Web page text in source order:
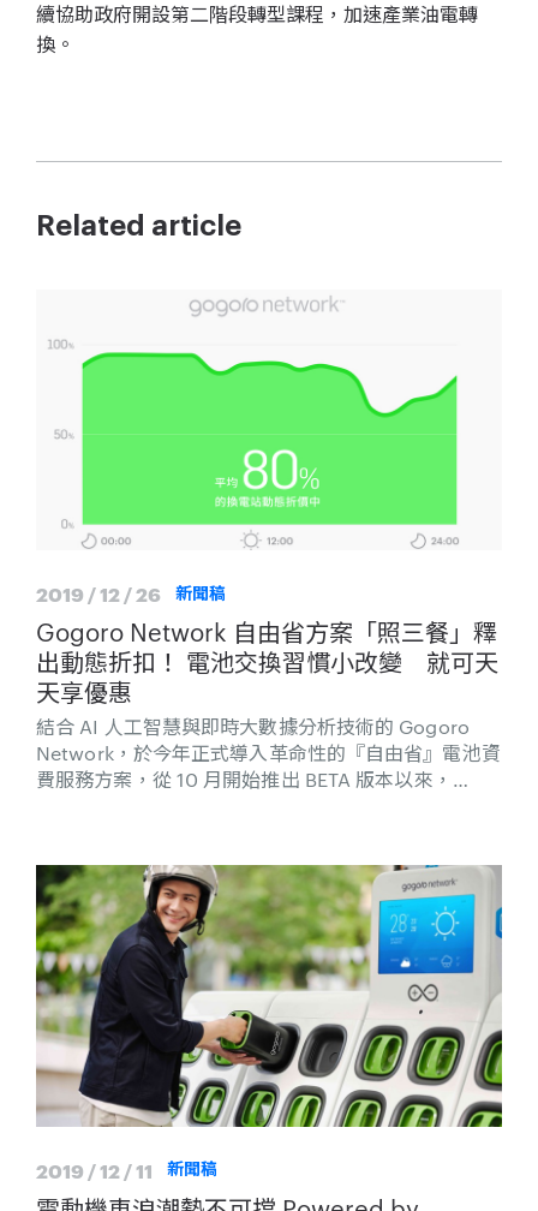
續協助政府開設第二階段轉型課程，加速產業油電轉
換。
Related article
2019 / 12 / 26 新聞稿
Gogoro Network 自由省方案「照三餐」釋
出動態折扣！ 電池交換習慣小改變 就可天
天享優惠
結合 AI 人工智慧與即時大數據分析技術的 Gogoro
Network，於今年正式導入革命性的『自由省』電池資
費服務方案，從 10 月開始推出 BETA 版本以來，
習慣的小改變，就可以讓荷包大豐收，例如早上提早
10 分鐘出門或拐個彎前往下一條街的電池交換站，就
可讓用戶天天享有動態折價最高八折優惠。
2019 / 12 / 11 新聞稿